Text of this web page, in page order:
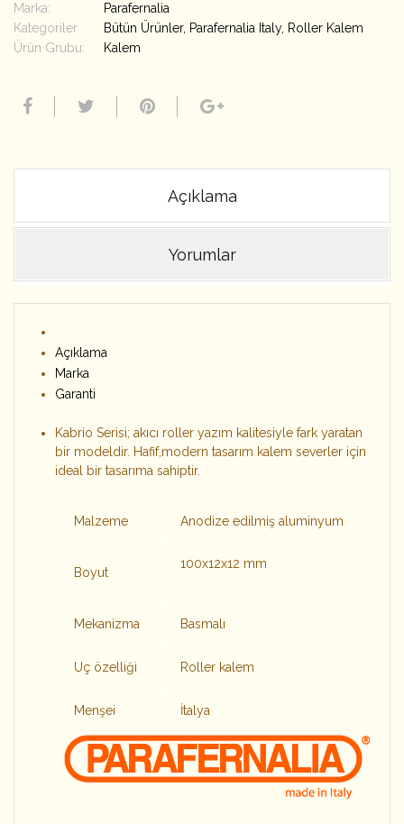
Marka:
Parafernalia
Kategoriler
Bütün Ürünler, Parafernalia Italy, Roller Kalem
Ürün Grubu:
Kalem
Açıklama
Yorumlar
Açıklama
Marka
Garanti
Kabrio Serisi; akıcı roller yazım kalitesiyle fark yaratan
bir modeldir. Hafif,modern tasarım kalem severler için
ideal bir tasarıma sahiptir.
Malzeme Anodize edilmiş aluminyum
Boyut
100x12x12 mm
Mekanizma Basmalı
Uç özelliği Roller kalem
Menşei İtalya